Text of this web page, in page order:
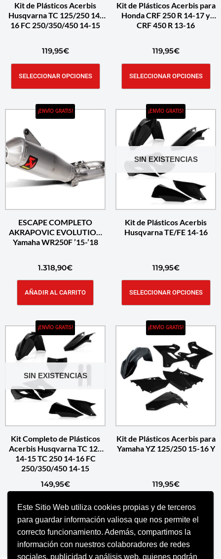
Este Sitio Web utiliza cookies propias y de terceros
para guardar información valiosa que nos permite el
correcto funcionamiento. Además, compartimos la
información con nuestros colaboradores de redes
sociales, publicidad y análisis web, quienes podrán
Kit de Plásticos Acerbis
Husqvarna TC 125/250 14-
16 FC 250/350/450 14-15
119,95€
SELECCIONAR OPCIONES
Kit de Plásticos Acerbis para
Honda CRF 250 R 14-17 y
CRF 450 R 13-16
119,95€
SELECCIONAR OPCIONES
¡ENVÍO GRATIS!
ESCAPE COMPLETO
AKRAPOVIC EVOLUTION
Yamaha WR250F ’15-’18
1.318,90€
AÑADIR AL CARRITO
SIN EXISTENCIAS
¡ENVÍO GRATIS!
Kit de Plásticos Acerbis
Husqvarna TE/FE 14-16
119,95€
SELECCIONAR OPCIONES
SIN EXISTENCIAS
¡ENVÍO GRATIS!
Kit Completo de Plásticos
Acerbis Husqvarna TC 125
14-15 TC 250 14-16 FC
250/350/450 14-15
149,95€
SELECCIONAR OPCIONES
¡ENVÍO GRATIS!
Kit de Plásticos Acerbis para
Yamaha YZ 125/250 15-16 Y
119,95€
SELECCIONAR OPCIONES